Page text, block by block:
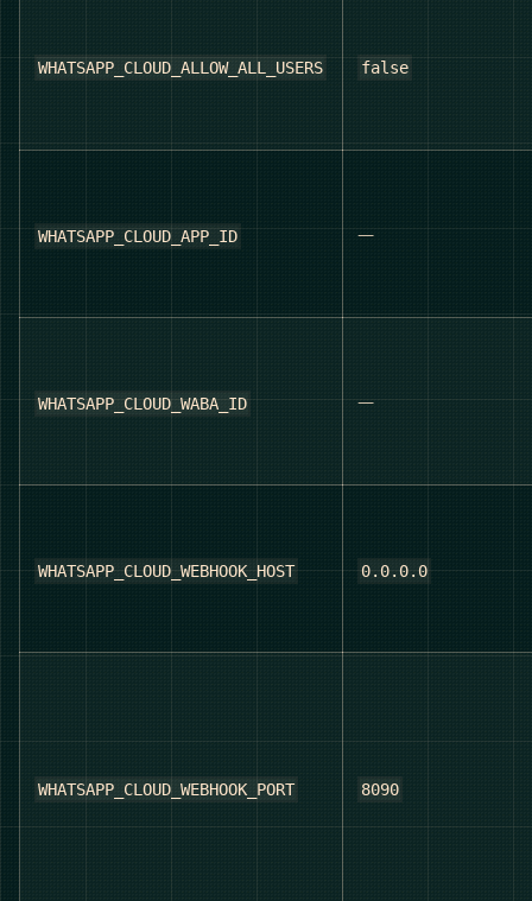
WHATSAPP_CLOUD_ALLOW_ALL_USERS false
WHATSAPP_CLOUD_APP_ID —
WHATSAPP_CLOUD_WABA_ID —
WHATSAPP_CLOUD_WEBHOOK_HOST 0.0.0.0
WHATSAPP_CLOUD_WEBHOOK_PORT 8090